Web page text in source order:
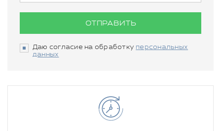
ОТПРАВИТЬ
Даю согласие на обработку персональных
данных